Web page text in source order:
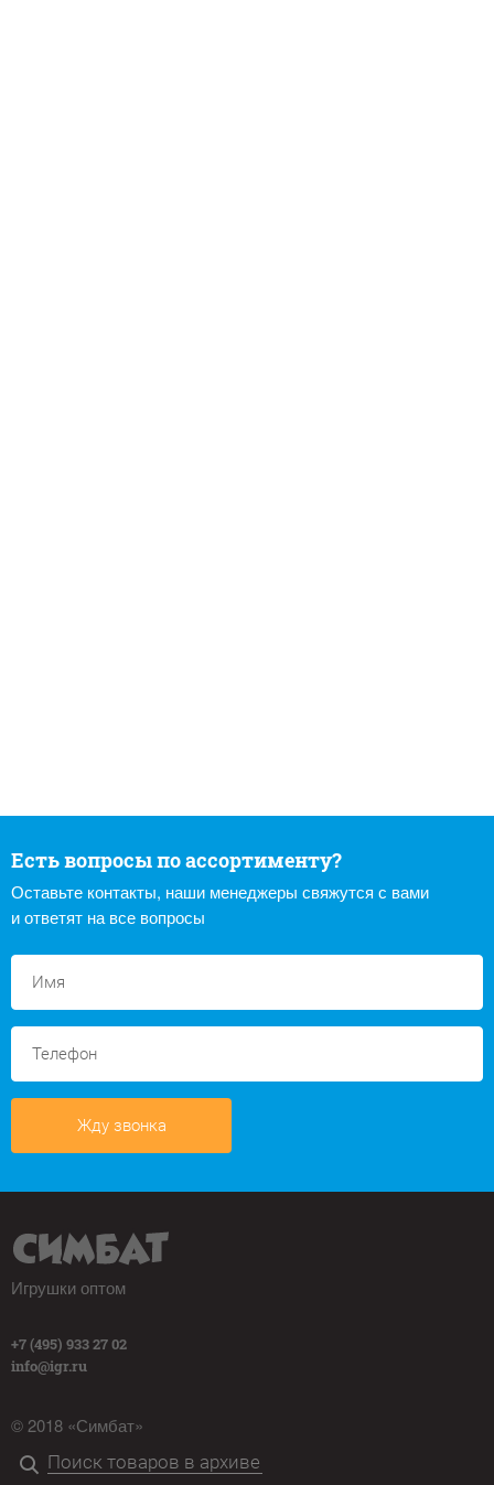
Есть вопросы по ассортименту?
Оставьте контакты, наши менеджеры свяжутся с вами
и ответят на все вопросы
Жду звонка
Игрушки оптом
+7 (495) 933 27 02
info@igr.ru
© 2018 «Симбат»